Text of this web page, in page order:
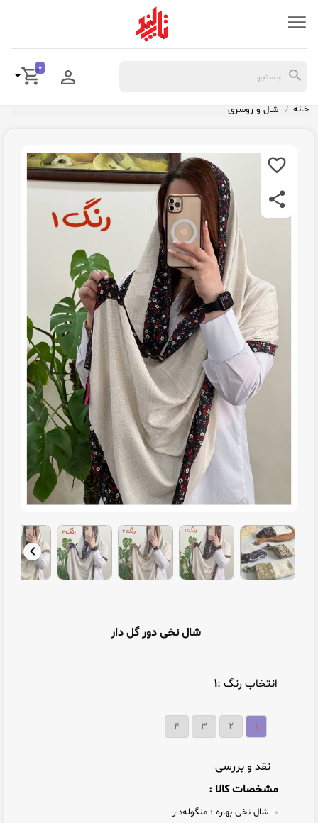
0
خانه شال و روسری
شال نخی دور گل دار
انتخاب رنگ :۱
۱ ۲ ۳ ۴
نقد و بررسی
مشخصات کالا :
شال نخی بهاره : منگوله‌دار